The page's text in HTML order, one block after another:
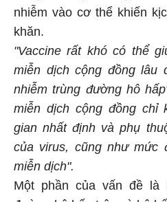
nhiễm vào cơ thể khiến
khăn.
"Vaccine rất khó có thể
miễn dịch cộng đồng lâu
nhiễm trùng đường hô
miễn dịch cộng đồng chỉ
gian nhất định và phụ
của virus, cũng như mức
miễn dịch".
Một phần của vấn đề là